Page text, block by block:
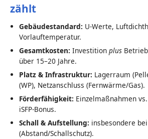
zählt
Gebäudestandard: U-Werte,
Vorlauftemperatur.
Gesamtkosten: Investition plusBetrieb
über 15–20 Jahre.
Platz & Infrastruktur: Lagerraum
(WP), Netzanschluss (Fernwärme/Gas).
Förderfähigkeit: Einzelmaßnahmen
iSFP-Bonus.
Schall & Aufstellung: insbesondere
(Abstand/Schallschutz).